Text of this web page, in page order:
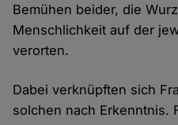
Bemühen beider, die
Menschlichkeit auf der
verorten.
Dabei verknüpften sich
solchen nach Erkenntnis.